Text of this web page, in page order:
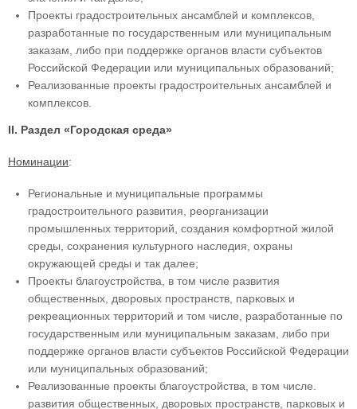
Проекты градостроительных ансамблей и комплексов,
разработанные по государственным или муниципальным
заказам, либо при поддержке органов власти субъектов
Российской Федерации или муниципальных образований;
Реализованные проекты градостроительных ансамблей и
комплексов.
II. Раздел «Городская среда»
Номинации:
Региональные и муниципальные программы
градостроительного развития, реорганизации
промышленных территорий, создания комфортной жилой
среды, сохранения культурного наследия, охраны
окружающей среды и так далее;
Проекты благоустройства, в том числе развития
общественных, дворовых пространств, парковых и
рекреационных территорий и том числе, разработанные по
государственным или муниципальным заказам, либо при
поддержке органов власти субъектов Российской Федерации
или муниципальных образований;
Реализованные проекты благоустройства, в том числе.
развития общественных, дворовых пространств, парковых и